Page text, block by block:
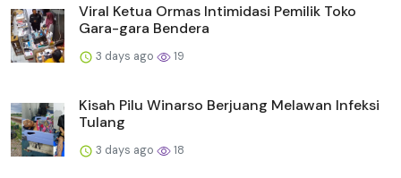
Viral Ketua Ormas Intimidasi Pemilik Toko
Gara-gara Bendera
3 days ago 19
Kisah Pilu Winarso Berjuang Melawan Infeksi
Tulang
3 days ago 18